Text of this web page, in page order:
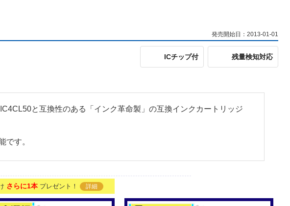
発売開始日：2013-01-01
ICチップ付 残量検知対応
と互換性のある「インク革命製」の互換インクカートリッジ
です。
さらに1本プレゼント！ 詳細